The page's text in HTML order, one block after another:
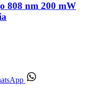
808 nm 200 mW